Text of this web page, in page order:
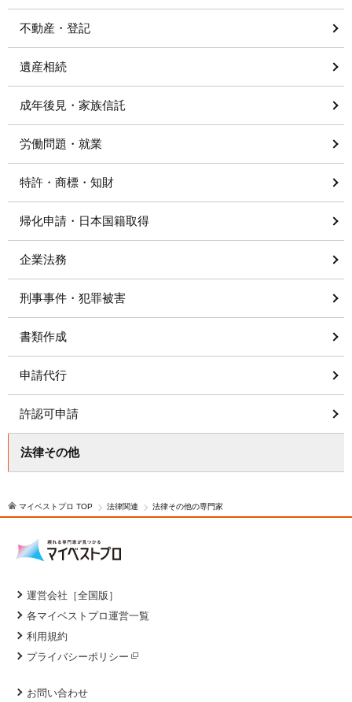
不動産・登記
遺産相続
成年後見・家族信託
労働問題・就業
特許・商標・知財
帰化申請・日本国籍取得
企業法務
刑事事件・犯罪被害
書類作成
申請代行
許認可申請
法律その他
マイベストプロ TOP 法律関連 法律その他の専門家
運営会社［全国版］
各マイベストプロ運営一覧
利用規約
プライバシーポリシー
お問い合わせ